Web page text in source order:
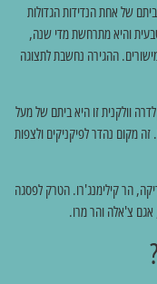
של אחת הנדידות הגדולות
והיא מתרחשת מדי שנה,
פני המישורים. ההגירה נחשבת לתצוגה
וולקנית זו היא ביתם של מעל
זה מקום נהדר לפיקניקים ולצפות
הר קילימנג'רו. הטרק לפסגה
אגם צ'אלה והר מרו.